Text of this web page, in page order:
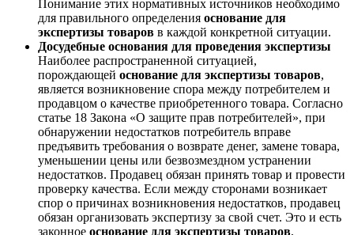
Понимание этих нормативных источников необходимо
для правильного определения основание для
экспертизы товаров в каждой конкретной ситуации.
Досудебные основания для проведения экспертизы
Наиболее распространенной ситуацией,
порождающей основание для экспертизы товаров,
является возникновение спора между потребителем и
продавцом о качестве приобретенного товара. Согласно
статье 18 Закона «О защите прав потребителей», при
обнаружении недостатков потребитель вправе
предъявить требования о возврате денег, замене товара,
уменьшении цены или безвозмездном устранении
недостатков. Продавец обязан принять товар и провести
проверку качества. Если между сторонами возникает
спор о причинах возникновения недостатков, продавец
обязан организовать экспертизу за свой счет. Это и есть
законное основание для экспертизы товаров,